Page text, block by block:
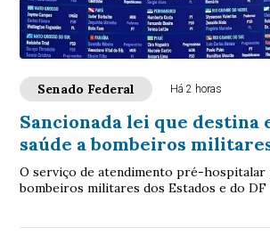
Senado Federal Há 2 horas
Sancionada lei que destina
saúde a bombeiros
O serviço de atendimento pré-hospitalar
bombeiros militares dos Estados e do